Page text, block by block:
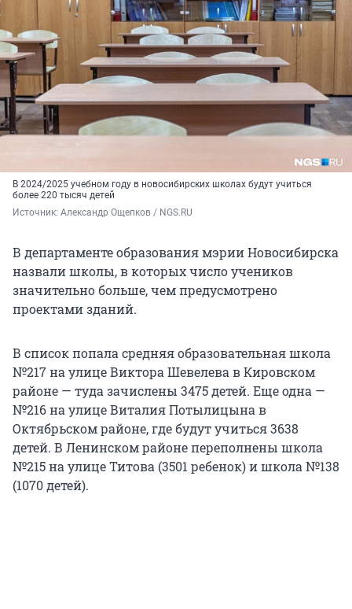
В 2024/2025 учебном году в новосибирских школах будут учиться
более 220 тысяч детей
Источник: Александр Ощепков / NGS.RU
В департаменте образования мэрии Новосибирска
назвали школы, в которых число учеников
значительно больше, чем предусмотрено
проектами зданий.
В список попала средняя образовательная школа
№217 на улице Виктора Шевелева в Кировском
районе — туда зачислены 3475 детей. Еще одна —
№216 на улице Виталия Потылицына в
Октябрьском районе, где будут учиться 3638
детей. В Ленинском районе переполнены школа
№215 на улице Титова (3501 ребенок) и школа №138
(1070 детей).